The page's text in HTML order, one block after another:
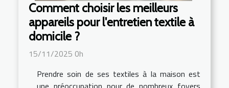
Comment choisir les meilleurs
appareils pour l'entretien textile à
domicile ?
15/11/2025 0h
Prendre soin de ses textiles à la maison est